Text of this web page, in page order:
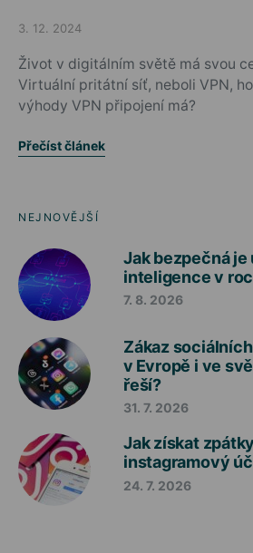
Posted on
3. 12. 2024
Život v digitálním světě má svou
Virtuální pritátní síť, neboli VPN,
výhody VPN připojení má?
Přečíst článek
NEJNOVĚJŠÍ
Jak bezpečná je
inteligence v
7. 8. 2026
Zákaz
v Evropě i ve
řeší?
31. 7. 2026
Jak získat
instagramový
24. 7. 2026